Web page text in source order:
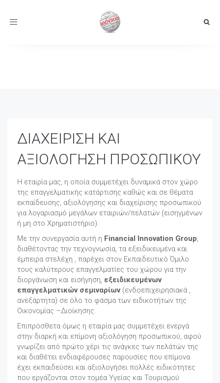
Toggle
ΔΙΑΧΕΙΡΙΣΗ ΚΑΙ
ΑΞΙΟΛΟΓΗΣΗ ΠΡΟΣΩΠΙΚΟΥ
Η εταιρία μας, η οποία συμμετέχει δυναμικά στον χώρο
της επαγγελματικής κατάρτισης καθώς και σε θέματα
εκπαίδευσης, αξιολόγησης και διαχείρισης προσωπικού
για λογαριασμό μεγάλων εταιριών/πελατών (εισηγμένων
ή μη στο Χρηματιστήριο).
Με την συνεργασία αυτή η Financial Innovation Group,
διαθέτοντας την τεχνογνωσία, τα εξειδικευμένα και
έμπειρα στελέχη , παρέχει στον Εκπαιδευτικό Όμιλο
τους καλύτερους επαγγελματίες του χώρου για την
διοργάνωση και εισήγηση, εξειδικευμένων
επαγγελματικών σεμιναρίων(ενδοεπιχειρησιακά ,
ανεξάρτητα) σε όλο το φάσμα των ειδικοτήτων της
Οικονομίας –Διοίκησης.
Επιπρόσθετα όμως η εταιρία μας συμμετέχει ενεργά
στην διαρκή και επίμονη αξιολόγηση προσωπικού, αφού
γνωρίζει από πρώτο χέρι τις ανάγκες των πελάτών της
και διαθέτει ενδιαφέρουσες παρουσίες που επίμονα
έχει εκπαιδεύσει και αξιολογήσει πολλές ειδικότητες
που εργάζονται στον τομέα Υγείας και Τουρισμού